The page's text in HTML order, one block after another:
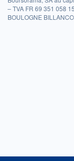
– TVA FR 69 351 058
BOULOGNE